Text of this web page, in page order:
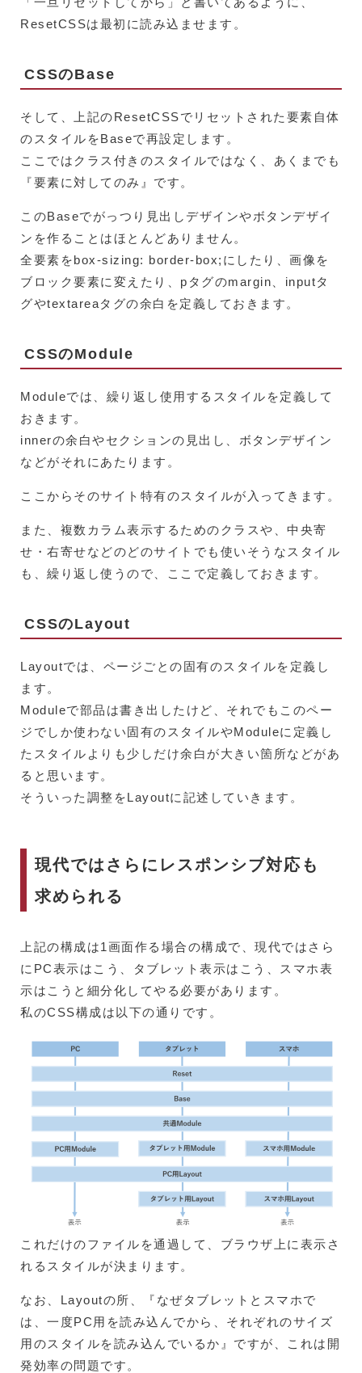
ResetCSSは最初に読み込ませます。
CSSのBase
そして、上記のResetCSSでリセットされた要素自体
のスタイルをBaseで再設定します。
ここではクラス付きのスタイルではなく、あくまでも
『要素に対してのみ』です。
このBaseでがっつり見出しデザインやボタンデザイ
ンを作ることはほとんどありません。
全要素をbox-sizing: border-box;にしたり、画像を
ブロック要素に変えたり、pタグのmargin、inputタ
グやtextareaタグの余白を定義しておきます。
CSSのModule
Moduleでは、繰り返し使用するスタイルを定義して
おきます。
innerの余白やセクションの見出し、ボタンデザイン
などがそれにあたります。
ここからそのサイト特有のスタイルが入ってきます。
また、複数カラム表示するためのクラスや、中央寄
せ・右寄せなどのどのサイトでも使いそうなスタイル
も、繰り返し使うので、ここで定義しておきます。
CSSのLayout
Layoutでは、ページごとの固有のスタイルを定義し
ます。
Moduleで部品は書き出したけど、それでもこのペー
ジでしか使わない固有のスタイルやModuleに定義し
たスタイルよりも少しだけ余白が大きい箇所などがあ
ると思います。
そういった調整をLayoutに記述していきます。
現代ではさらにレスポンシブ対応も
求められる
上記の構成は1画面作る場合の構成で、現代ではさら
にPC表示はこう、タブレット表示はこう、スマホ表
示はこうと細分化してやる必要があります。
私のCSS構成は以下の通りです。
これだけのファイルを通過して、ブラウザ上に表示さ
れるスタイルが決まります。
なお、Layoutの所、『なぜタブレットとスマホで
は、一度PC用を読み込んでから、それぞれのサイズ
用のスタイルを読み込んでいるか』ですが、これは開
発効率の問題です。